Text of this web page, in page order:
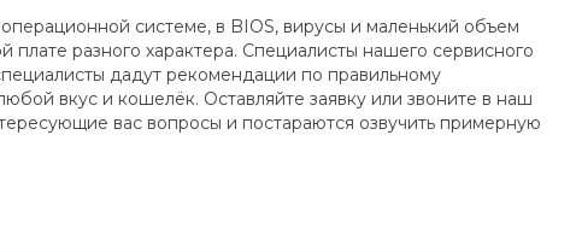
системе, в BIOS, вирусы и маленький объем
разного характера. Специалисты нашего сервисного
дадут рекомендации по правильному
вкус и кошелёк. Оставляйте заявку или звоните в наш
вас вопросы и постараются озвучить примерную